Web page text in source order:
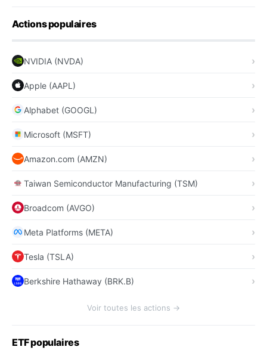
Actions populaires
NVIDIA (NVDA)
Apple (AAPL)
Alphabet (GOOGL)
Microsoft (MSFT)
Amazon.com (AMZN)
Taiwan Semiconductor Manufacturing (TSM)
Broadcom (AVGO)
Meta Platforms (META)
Tesla (TSLA)
Berkshire Hathaway (BRK.B)
Voir toutes les actions →
ETF populaires